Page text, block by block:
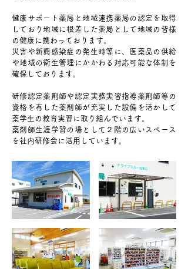
健康サポート薬局と地域連携薬局の認定を取得
しており地域に根差した薬局として地域の皆様
の健康に携わっております。
災害や新興感染症の発生時等に、医薬品の供給
や地域の衛生管理にかかわる対応可能な体制を
確保しております。
研修認定薬剤師や認定実務実習指導薬剤師等の
資格を有した薬剤師が充実した設備を活かして
薬学生の教育実習に取り組んでいます。
薬剤師生涯学習の場として２階の広いスペース
を社内研修会に活用しています。